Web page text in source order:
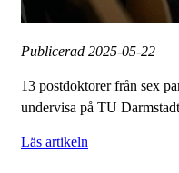
Publicerad 2025-05-22
13 postdoktorer från sex
undervisa på TU
Läs artikeln